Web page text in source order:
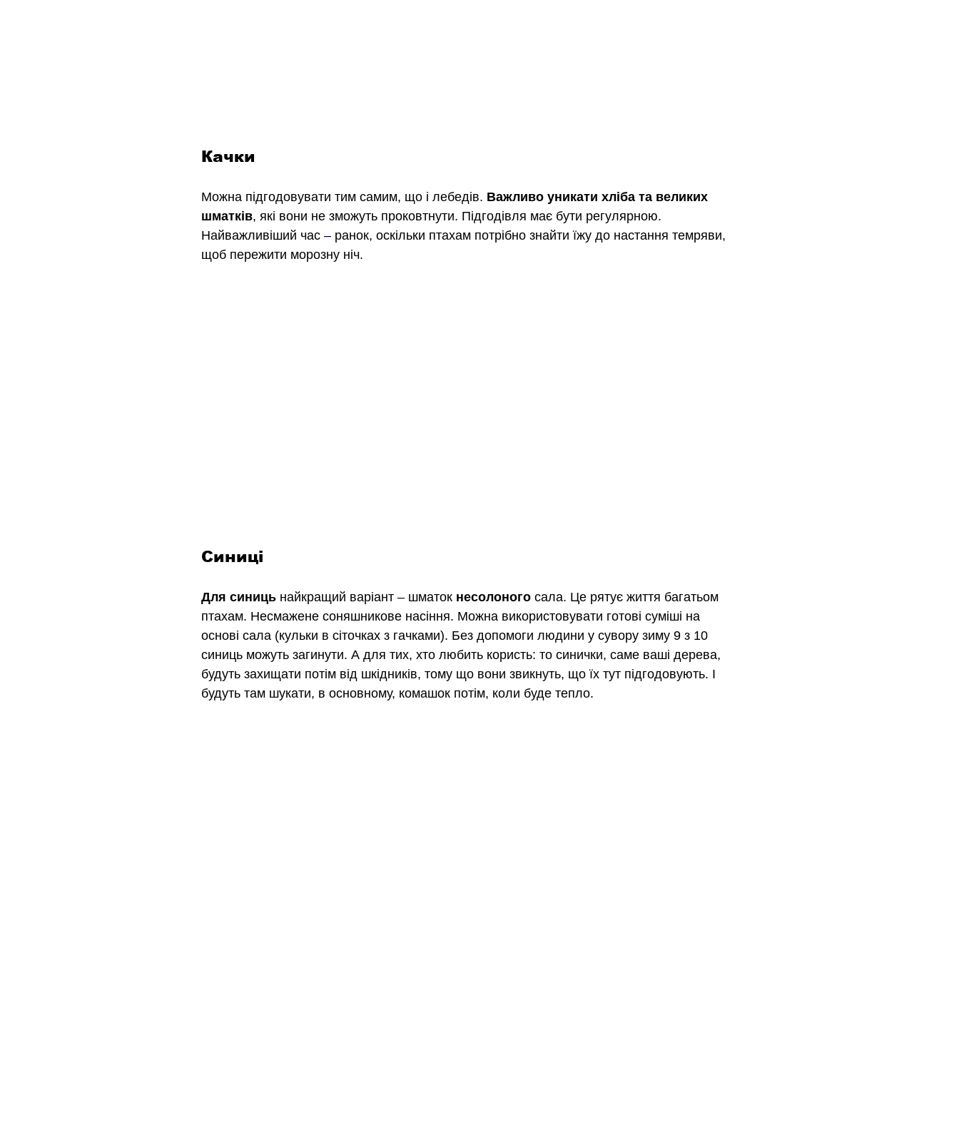
Качки
Можна підгодовувати тим самим, що і лебедів. Важливо уникати хліба та великих
шматків, які вони не зможуть проковтнути. Підгодівля має бути регулярною.
Найважливіший час – ранок, оскільки птахам потрібно знайти їжу до настання темряви,
щоб пережити морозну ніч.
Синиці
Для синиць найкращий варіант – шматок несолоного сала. Це рятує життя багатьом
птахам. Несмажене соняшникове насіння. Можна використовувати готові суміші на
основі сала (кульки в сіточках з гачками). Без допомоги людини у сувору зиму 9 з 10
синиць можуть загинути. А для тих, хто любить користь: то синички, саме ваші дерева,
будуть захищати потім від шкідників, тому що вони звикнуть, що їх тут підгодовують. І
будуть там шукати, в основному, комашок потім, коли буде тепло.